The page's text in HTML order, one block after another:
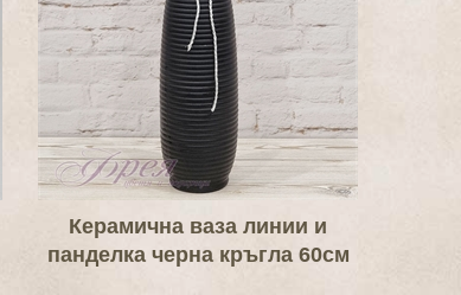
Керамична ваза линии и
панделка черна кръгла 60см